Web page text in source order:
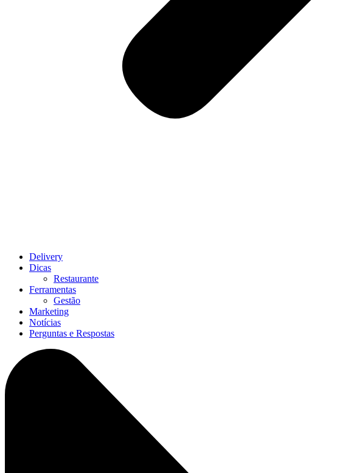
Delivery
Dicas
Restaurante
Ferramentas
Gestão
Marketing
Notícias
Perguntas e Respostas